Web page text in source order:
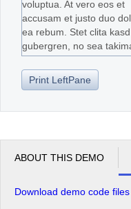
voluptua. At vero eos et
accusam et justo duo
ea rebum. Stet clita kasd
gubergren, no sea
sanctus est Lorem
sit amet. Lorem ipsum
amet, consetetur
tempor invidunt ut
sed diam voluptua. At
et accusam et justo duo
et ea rebum. Stet clita
gubergren, no sea
sanctus est Lorem ipsum
Print LeftPane
ABOUT THIS DEMO
Download demo code files